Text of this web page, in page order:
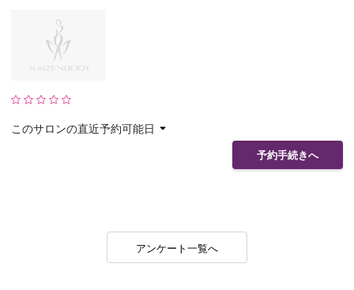
このサロンの直近予約可能日
予約手続きへ
アンケート一覧へ